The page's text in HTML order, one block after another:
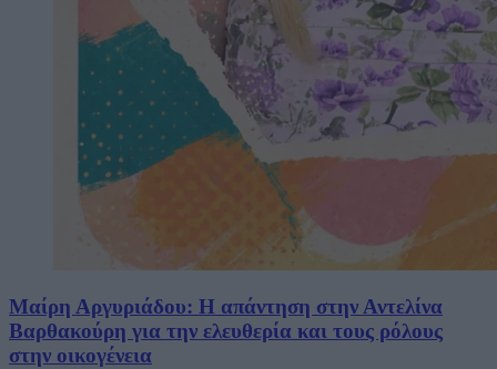
Μαίρη Αργυριάδου: Η απάντηση στην Αντελίνα
Βαρθακούρη για την ελευθερία και τους ρόλους
στην οικογένεια